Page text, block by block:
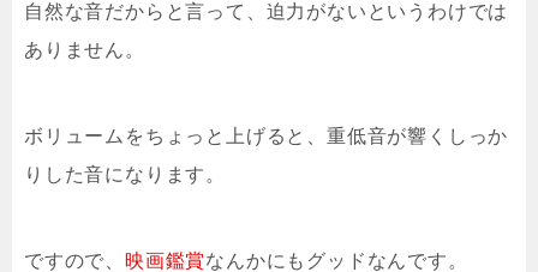
自然な音だからと言って、迫力がないというわけでは
ありません。
ボリュームをちょっと上げると、重低音が響くしっか
りした音になります。
ですので、 映画鑑賞なんかにもグッドなんです。